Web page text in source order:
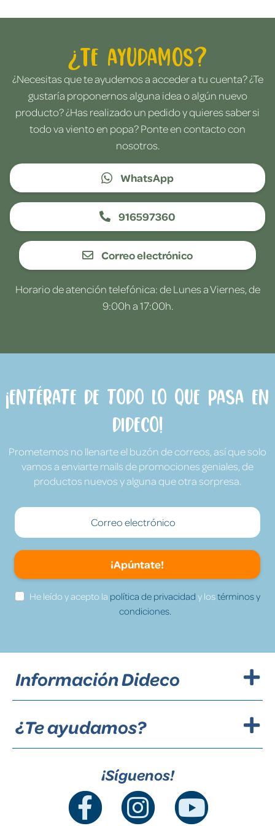
¿Te ayudamos?
¿Necesitas que te ayudemos a acceder a tu cuenta? ¿Te
gustaría proponernos alguna idea o algún nuevo
producto? ¿Has realizado un pedido y quieres saber si
todo va viento en popa? Ponte en contacto con
nosotros.
WhatsApp
916597360
Correo electrónico
Horario de atención telefónica: de Lunes a Viernes, de
9:00h a 17:00h.
¡Entérate de todo lo que pasa en
Dideco!
Prometemos no llenarte el buzón de correos, así que solo
vamos a enviarte mails de promociones geniales, de
productos nuevos y alguna que otra sorpresa.
¡Apúntate!
He leído y acepto la política de privacidad y lostérminos y
condiciones.
Información Dideco
¿Te ayudamos?
¡Síguenos!